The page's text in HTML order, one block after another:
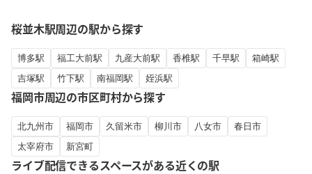
桜並木駅周辺の駅から探す
博多駅 福工大前駅 九産大前駅 香椎駅 千早駅
箱崎駅
吉塚駅
竹下駅 南福岡駅 姪浜駅
福岡市周辺の市区町村から探す
北九州市 福岡市 久留米市 柳川市 八女市
春日市
太宰府市
新宮町
ライブ配信できるスペースがある近くの駅